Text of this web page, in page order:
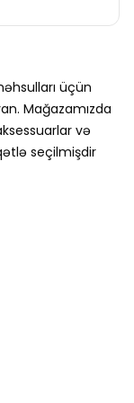
üçün
Mağazamızda
və
seçilmişdir